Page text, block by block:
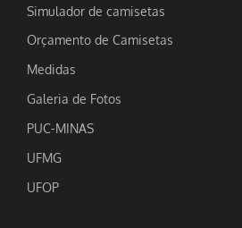
Simulador de camisetas
Orçamento de Camisetas
Medidas
Galeria de Fotos
PUC-MINAS
UFMG
UFOP